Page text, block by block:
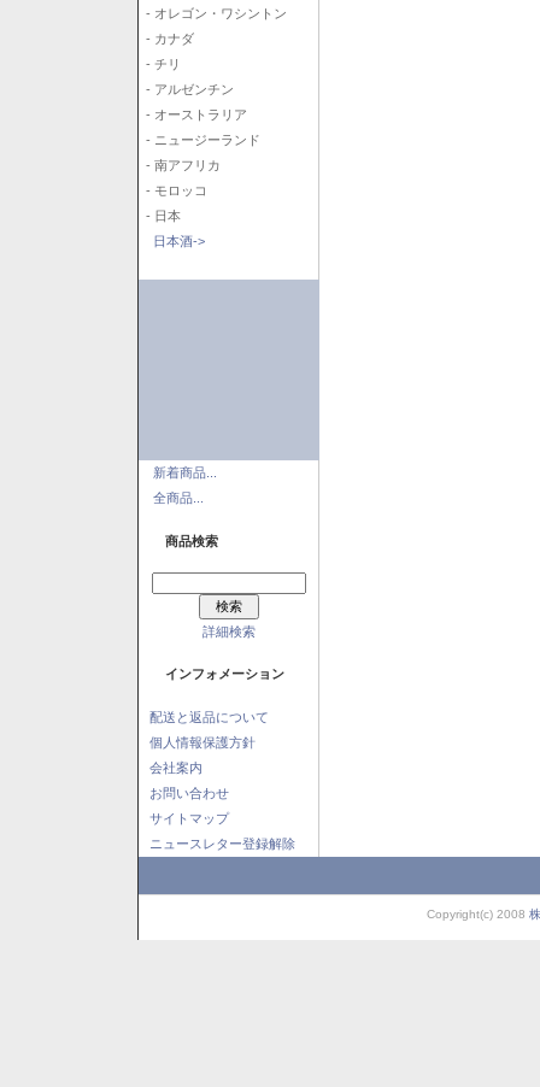
- オレゴン・ワシントン
- カナダ
- チリ
- アルゼンチン
- オーストラリア
- ニュージーランド
- 南アフリカ
- モロッコ
- 日本
日本酒->
新着商品...
全商品...
商品検索
詳細検索
インフォメーション
配送と返品について
個人情報保護方針
会社案内
お問い合わせ
サイトマップ
ニュースレター登録解除
Copyright(c) 2008